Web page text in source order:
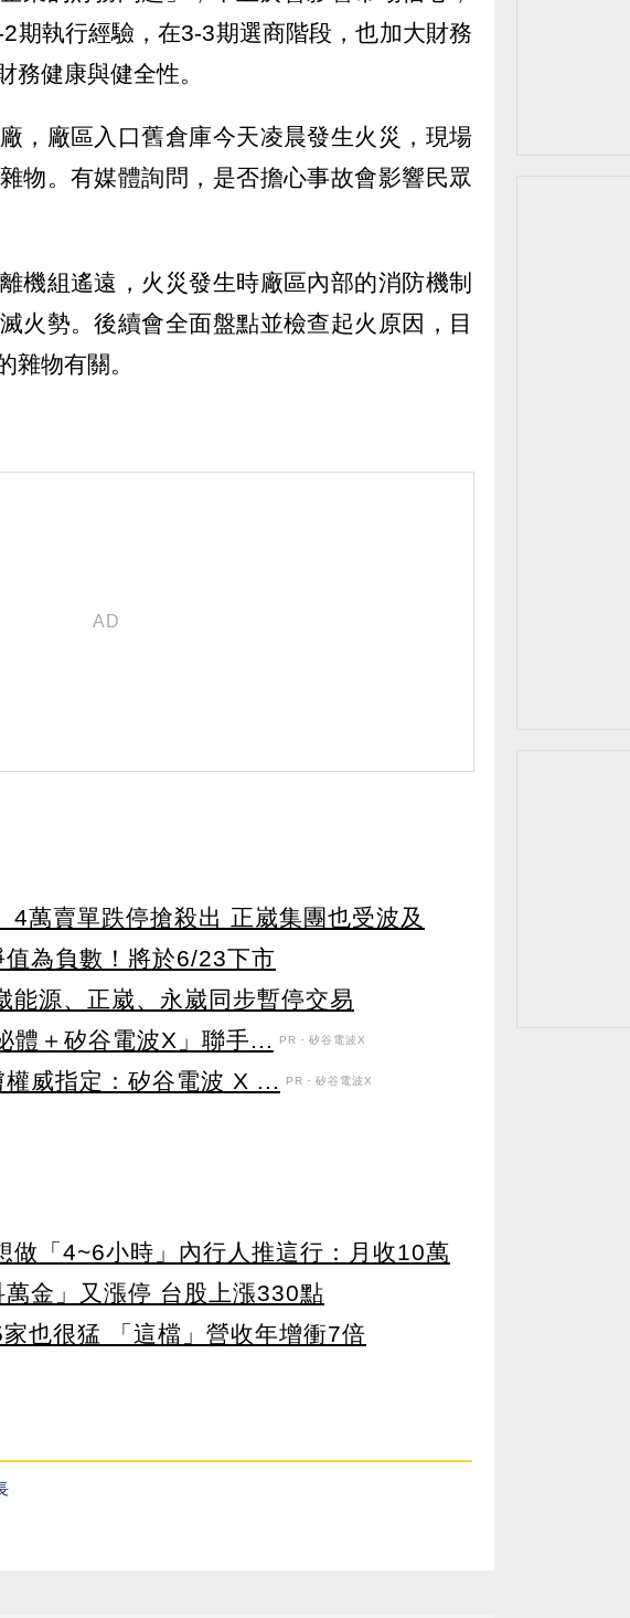
期執行經驗，在3-3期選商階段，也加大財務
務健康與健全性。
，廠區入口舊倉庫今天凌晨發生火災，現場
物。有媒體詢問，是否擔心事故會影響民眾
機組遙遠，火災發生時廠區內部的消防機制
火勢。後續會全面盤點並檢查起火原因，目
雜物有關。
4萬賣單跌停搶殺出 正崴集團也受波及
值為負數！將於6/23下市
能源、正崴、永崴同步暫停交易
體＋矽谷電波X」聯手...
PR・矽谷電波X
威指定：矽谷電波 X ... PR・矽谷電波X
做「4~6小時」內行人推這行：月收10萬
金」又漲停 台股上漲330點
也很猛 「這檔」營收年增衝7倍